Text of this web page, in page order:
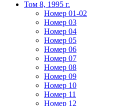
Том 8, 1995 г.
Номер 01-02
Номер 03
Номер 04
Номер 05
Номер 06
Номер 07
Номер 08
Номер 09
Номер 10
Номер 11
Номер 12